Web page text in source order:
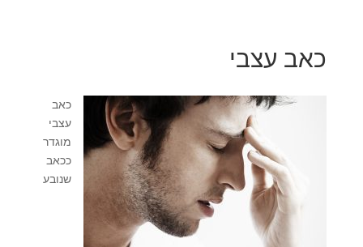
כאב עצבי
כאב
עצבי
מוגדר
ככאב
שנובע